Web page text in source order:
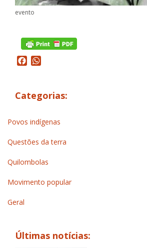
evento
Facebook
Categorias:
Povos indígenas
Questões da terra
Quilombolas
Movimento popular
Geral
Últimas notícias: